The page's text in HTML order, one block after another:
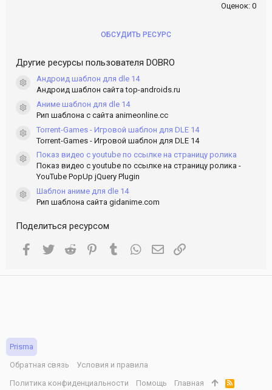
Оценок: 0
ОБСУДИТЬ РЕСУРС
Другие ресурсы пользователя DOBRO
Иконка ресурса
Андроид шаблон для dle 14
Андроид шаблон сайта top-androids.ru
Иконка ресурса
Аниме шаблон для dle 14
Рип шаблона с сайта animeonline.cc
Иконка ресурса
Torrent-Games - Игровой шаблон для DLE 14
Torrent-Games - Игровой шаблон для DLE 14
Иконка ресурса
Показ видео с youtube по ссылке на страницу ролика
Показ видео с youtube по ссылке на страницу ролика -
YouTube PopUp jQuery Plugin
Иконка ресурса
Шаблон аниме для dle 14
Рип шаблона сайта gidanime.com
Поделиться ресурсом
Facebook
TwitterReddit PinterestTumblrWhatsAppЭлектронная почта
Ссылка
Prisma
Обратная связь
Условия и правила
Политика конфиденциальности
Помощь Главная
R